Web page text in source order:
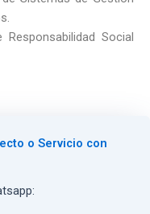
Social
o Servicio con